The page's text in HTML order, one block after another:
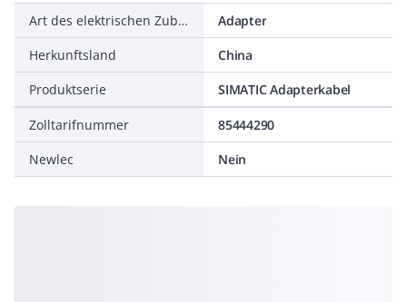
Art des elektrischen Zubehörs
Adapter
Herkunftsland
China
Produktserie
SIMATIC Adapterkabel
Zolltarifnummer
85444290
Newlec
Nein